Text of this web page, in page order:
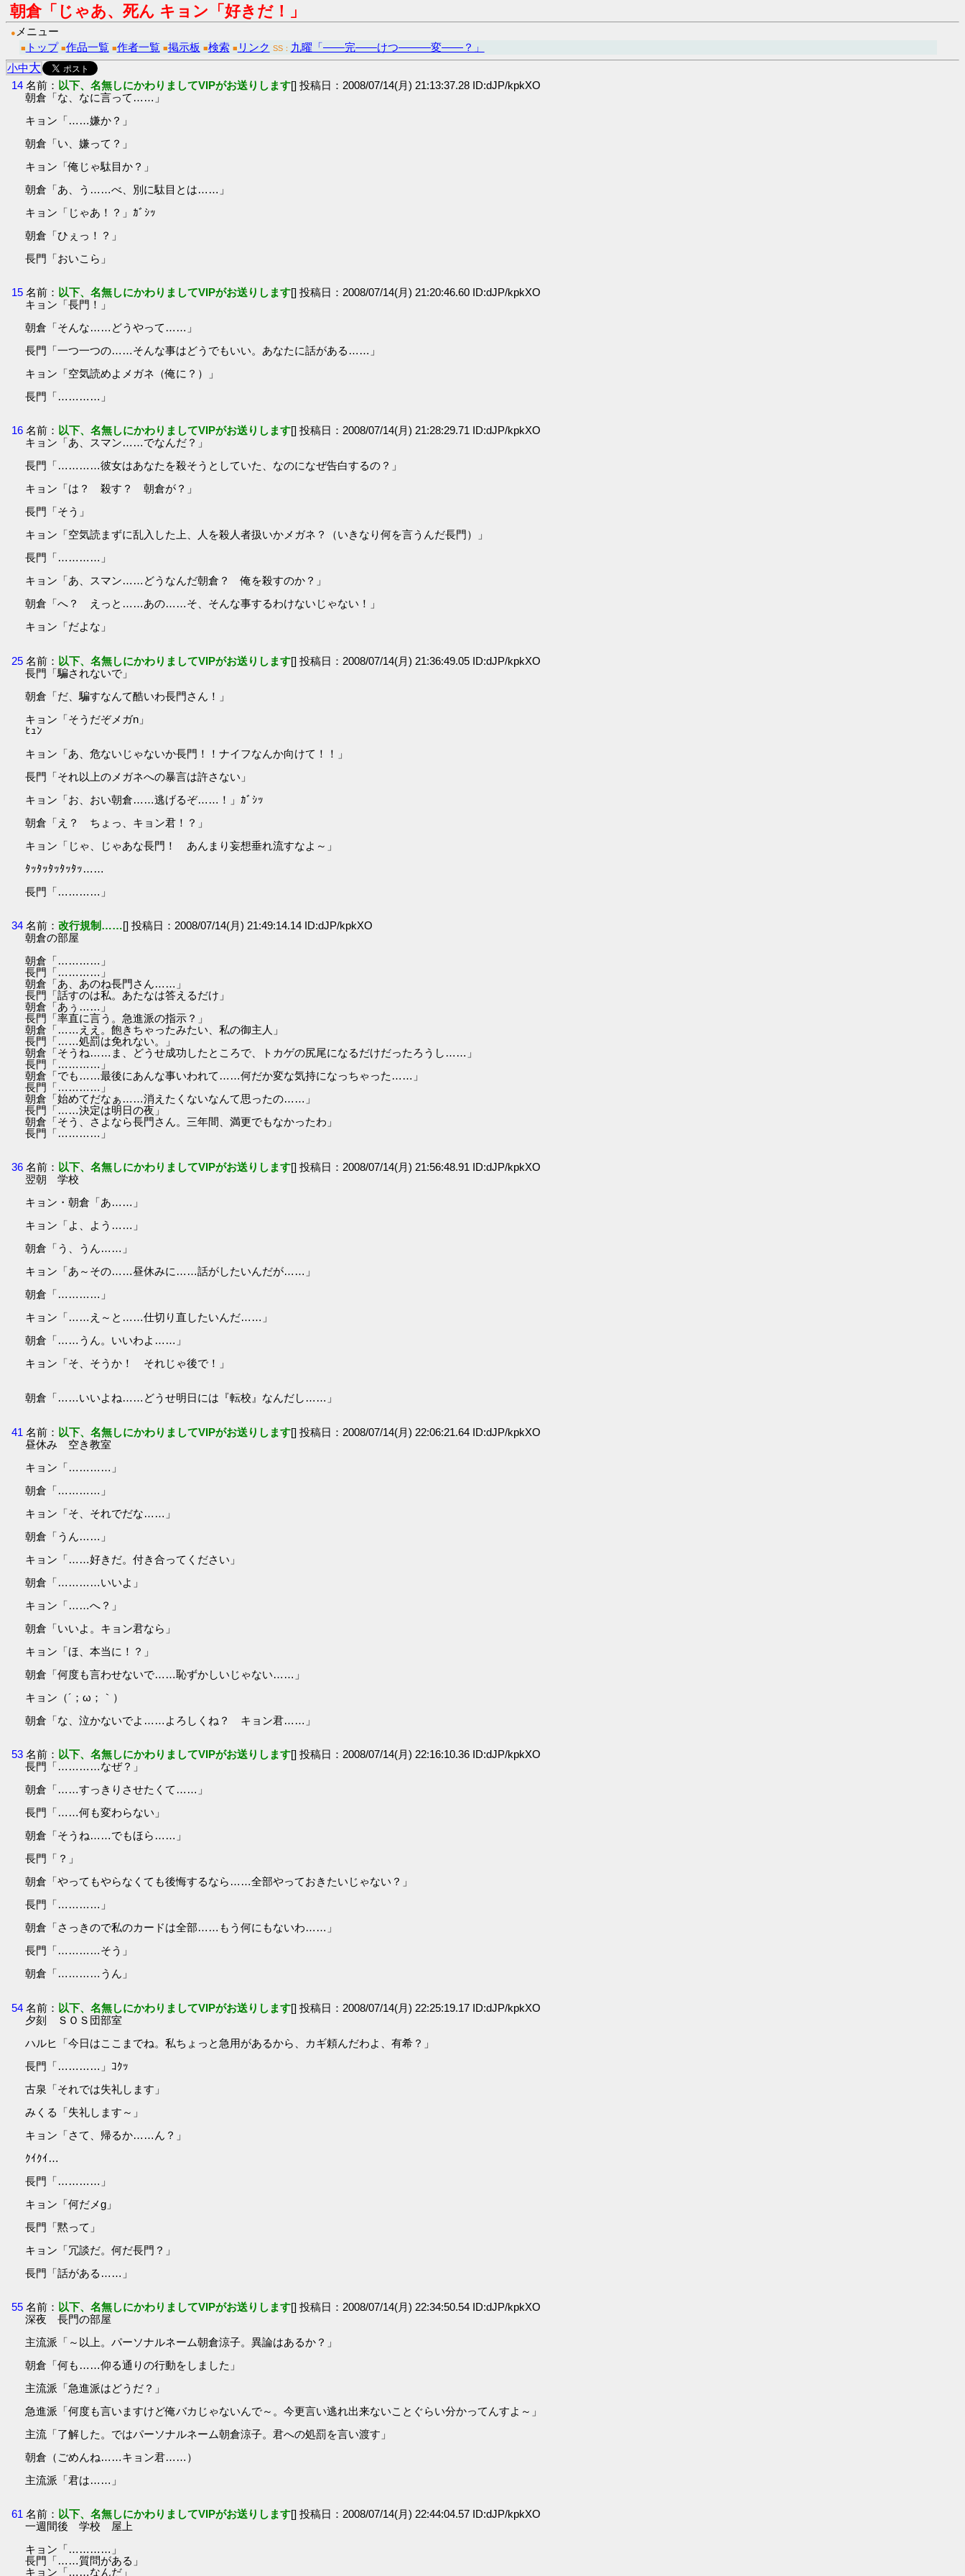
朝倉「じゃあ、死ん キョン「好きだ！」
● メニュー
■ トップ ■作品一覧 ■作者一覧 ■掲示板 ■検索 ■ リンク SS： 九曜「――完――けつ―――変――？」
小中大
14 名前： 以下、名無しにかわりましてVIPがお送りします[] 投稿日：2008/07/14(月) 21:13:37.28 ID:dJP/kpkXO
朝倉「な、なに言って……」
キョン「……嫌か？」
朝倉「い、嫌って？」
キョン「俺じゃ駄目か？」
朝倉「あ、う……べ、別に駄目とは……」
キョン「じゃあ！？」ｶﾞｼｯ
朝倉「ひぇっ！？」
長門「おいこら」
15 名前： 以下、名無しにかわりましてVIPがお送りします[] 投稿日：2008/07/14(月) 21:20:46.60 ID:dJP/kpkXO
キョン「長門！」
朝倉「そんな……どうやって……」
長門「一つ一つの……そんな事はどうでもいい。あなたに話がある……」
キョン「空気読めよメガネ（俺に？）」
長門「…………」
16 名前： 以下、名無しにかわりましてVIPがお送りします[] 投稿日：2008/07/14(月) 21:28:29.71 ID:dJP/kpkXO
キョン「あ、スマン……でなんだ？」
長門「…………彼女はあなたを殺そうとしていた、なのになぜ告白するの？」
キョン「は？ 殺す？ 朝倉が？」
長門「そう」
キョン「空気読まずに乱入した上、人を殺人者扱いかメガネ？（いきなり何を言うんだ長門）」
長門「…………」
キョン「あ、スマン……どうなんだ朝倉？ 俺を殺すのか？」
朝倉「へ？ えっと……あの……そ、そんな事するわけないじゃない！」
キョン「だよな」
25 名前： 以下、名無しにかわりましてVIPがお送りします[] 投稿日：2008/07/14(月) 21:36:49.05 ID:dJP/kpkXO
長門「騙されないで」
朝倉「だ、騙すなんて酷いわ長門さん！」
キョン「そうだぞメガn」
ﾋｭﾝ
キョン「あ、危ないじゃないか長門！！ナイフなんか向けて！！」
長門「それ以上のメガネへの暴言は許さない」
キョン「お、おい朝倉……逃げるぞ……！」ｶﾞｼｯ
朝倉「え？ ちょっ、キョン君！？」
キョン「じゃ、じゃあな長門！ あんまり妄想垂れ流すなよ～」
ﾀｯﾀｯﾀｯﾀｯﾀｯ……
長門「…………」
34 名前：改行規制……[] 投稿日：2008/07/14(月) 21:49:14.14 ID:dJP/kpkXO
朝倉の部屋
朝倉「…………」
長門「…………」
朝倉「あ、あのね長門さん……」
長門「話すのは私。あたなは答えるだけ」
朝倉「あぅ……」
長門「率直に言う。急進派の指示？」
朝倉「……ええ。飽きちゃったみたい、私の御主人」
長門「……処罰は免れない。」
朝倉「そうね……ま、どうせ成功したところで、トカゲの尻尾になるだけだったろうし……」
長門「…………」
朝倉「でも……最後にあんな事いわれて……何だか変な気持になっちゃった……」
長門「…………」
朝倉「始めてだなぁ……消えたくないなんて思ったの……」
長門「……決定は明日の夜」
朝倉「そう、さよなら長門さん。三年間、満更でもなかったわ」
長門「…………」
36 名前： 以下、名無しにかわりましてVIPがお送りします[] 投稿日：2008/07/14(月) 21:56:48.91 ID:dJP/kpkXO
翌朝 学校
キョン・朝倉「あ……」
キョン「よ、よう……」
朝倉「う、うん……」
キョン「あ～その……昼休みに……話がしたいんだが……」
朝倉「…………」
キョン「……え～と……仕切り直したいんだ……」
朝倉「……うん。いいわよ……」
キョン「そ、そうか！ それじゃ後で！」
朝倉「……いいよね……どうせ明日には『転校』なんだし……」
41 名前： 以下、名無しにかわりましてVIPがお送りします[] 投稿日：2008/07/14(月) 22:06:21.64 ID:dJP/kpkXO
昼休み 空き教室
キョン「…………」
朝倉「…………」
キョン「そ、それでだな……」
朝倉「うん……」
キョン「……好きだ。付き合ってください」
朝倉「…………いいよ」
キョン「……へ？」
朝倉「いいよ。キョン君なら」
キョン「ほ、本当に！？」
朝倉「何度も言わせないで……恥ずかしいじゃない……」
キョン（´；ω；｀）
朝倉「な、泣かないでよ……よろしくね？ キョン君……」
53 名前： 以下、名無しにかわりましてVIPがお送りします[] 投稿日：2008/07/14(月) 22:16:10.36 ID:dJP/kpkXO
長門「…………なぜ？」
朝倉「……すっきりさせたくて……」
長門「……何も変わらない」
朝倉「そうね……でもほら……」
長門「？」
朝倉「やってもやらなくても後悔するなら……全部やっておきたいじゃない？」
長門「…………」
朝倉「さっきので私のカードは全部……もう何にもないわ……」
長門「…………そう」
朝倉「…………うん」
54 名前： 以下、名無しにかわりましてVIPがお送りします[] 投稿日：2008/07/14(月) 22:25:19.17 ID:dJP/kpkXO
夕刻 ＳＯＳ団部室
ハルヒ「今日はここまでね。私ちょっと急用があるから、カギ頼んだわよ、有希？」
長門「…………」ｺｸｯ
古泉「それでは失礼します」
みくる「失礼します～」
キョン「さて、帰るか……ん？」
ｸｲｸｲ…
長門「…………」
キョン「何だメg」
長門「黙って」
キョン「冗談だ。何だ長門？」
長門「話がある……」
55 名前： 以下、名無しにかわりましてVIPがお送りします[] 投稿日：2008/07/14(月) 22:34:50.54 ID:dJP/kpkXO
深夜 長門の部屋
主流派「～以上。パーソナルネーム朝倉涼子。異論はあるか？」
朝倉「何も……仰る通りの行動をしました」
主流派「急進派はどうだ？」
急進派「何度も言いますけど俺バカじゃないんで～。今更言い逃れ出来ないことぐらい分かってんすよ～」
主流「了解した。ではパーソナルネーム朝倉涼子。君への処罰を言い渡す」
朝倉（ごめんね……キョン君……）
主流派「君は……」
61 名前： 以下、名無しにかわりましてVIPがお送りします[] 投稿日：2008/07/14(月) 22:44:04.57 ID:dJP/kpkXO
一週間後 学校 屋上
キョン「…………」
長門「……質問がある」
キョン「……なんだ」